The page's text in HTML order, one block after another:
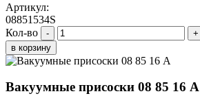
Артикул:
08851534S
Кол-во
-
+
в корзину
Вакуумные присоски 08 85 16 A